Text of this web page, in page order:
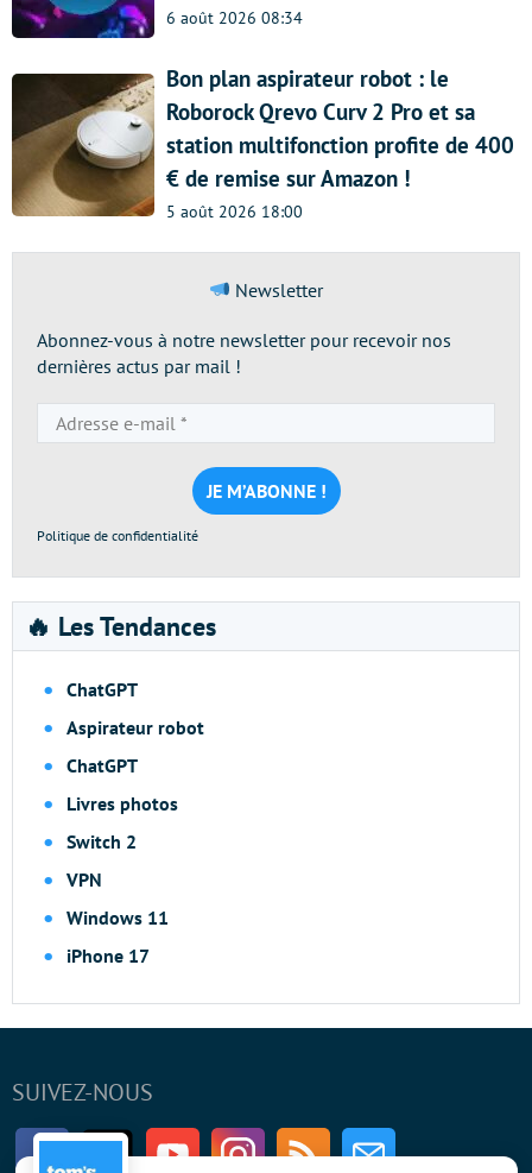
6 août 2026 08:34
Bon plan aspirateur robot : le
Roborock Qrevo Curv 2 Pro et sa
station multifonction profite de 400
€ de remise sur Amazon !
5 août 2026 18:00
Newsletter
Abonnez-vous à notre newsletter pour recevoir nos
dernières actus par mail !
e-
mail
*
Politique de confidentialité
🔥 Les Tendances
ChatGPT
Aspirateur robot
ChatGPT
Livres photos
Switch 2
VPN
Windows 11
iPhone 17
SUIVEZ-NOUS
FacebookTwitter Youtube InstagramRSS Newsletter